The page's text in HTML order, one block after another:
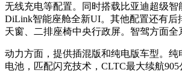
无线充电等配置。同时搭载比亚迪超级智
DiLink智能座舱全新UI。其他配置还有后
天窗、二排座椅中央行政屏。智驾方面全
动力方面，提供插混版和纯电版车型。纯
电池，匹配闪充技术，CLTC最大续航